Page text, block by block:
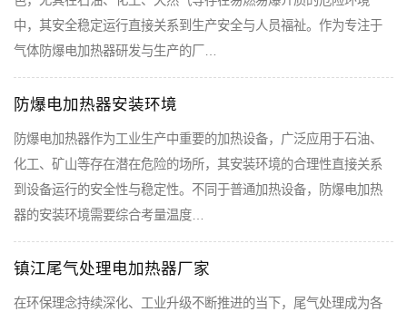
中，其安全稳定运行直接关系到生产安全与人员福祉。作为专注于
气体防爆电加热器研发与生产的厂…
防爆电加热器安装环境
防爆电加热器作为工业生产中重要的加热设备，广泛应用于石油、
化工、矿山等存在潜在危险的场所，其安装环境的合理性直接关系
到设备运行的安全性与稳定性。不同于普通加热设备，防爆电加热
器的安装环境需要综合考量温度…
镇江尾气处理电加热器厂家
在环保理念持续深化、工业升级不断推进的当下，尾气处理成为各